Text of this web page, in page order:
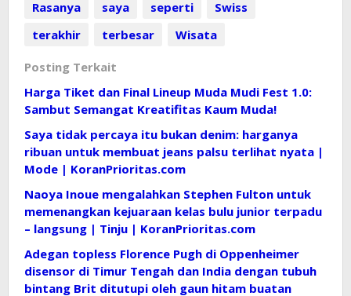
Rasanya
saya seperti
Swiss
terakhir
terbesar Wisata
Posting Terkait
Harga Tiket dan Final Lineup Muda Mudi Fest 1.0:
Sambut Semangat Kreatifitas Kaum Muda!
Saya tidak percaya itu bukan denim: harganya
ribuan untuk membuat jeans palsu terlihat nyata |
Mode | KoranPrioritas.com
Naoya Inoue mengalahkan Stephen Fulton untuk
memenangkan kejuaraan kelas bulu junior terpadu
– langsung | Tinju | KoranPrioritas.com
Adegan topless Florence Pugh di Oppenheimer
disensor di Timur Tengah dan India dengan tubuh
bintang Brit ditutupi oleh gaun hitam buatan